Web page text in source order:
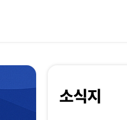
소식지